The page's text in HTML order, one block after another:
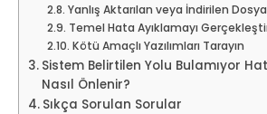
Yanlış Aktarılan veya İndirilen
Temel Hata Ayıklamayı
Kötü Amaçlı Yazılımları Tarayın
Sistem Belirtilen Yolu Bulamıyor
Nasıl Önlenir?
Sıkça Sorulan Sorular